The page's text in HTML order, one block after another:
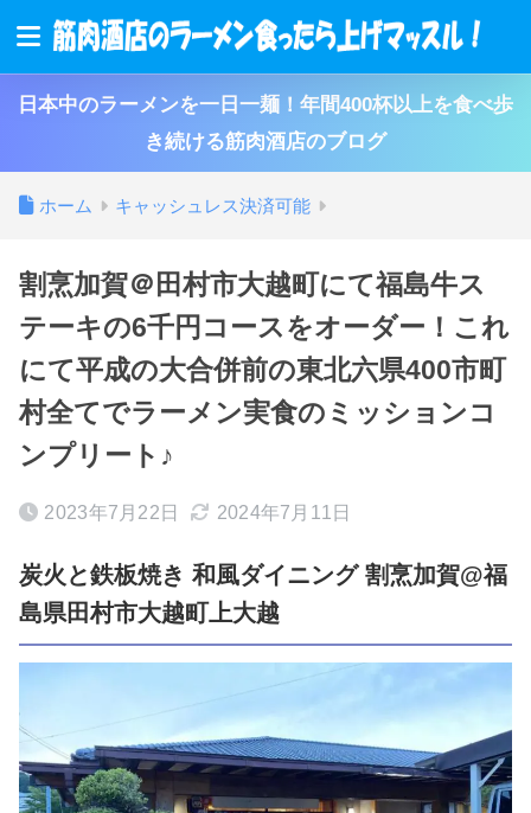
日本中のラーメンを一日一麺！年間400杯以上を食べ歩
き続ける筋肉酒店のブログ
ホーム キャッシュレス決済可能
割烹加賀＠田村市大越町にて福島牛ス
テーキの6千円コースをオーダー！これ
にて平成の大合併前の東北六県400市町
村全てでラーメン実食のミッションコ
ンプリート♪
2023年7月22日 2024年7月11日
炭火と鉄板焼き 和風ダイニング 割烹加賀@福
島県田村市大越町上大越